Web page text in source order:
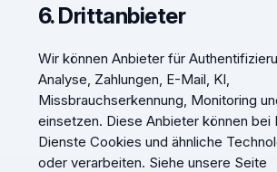
6. Drittanbieter
Wir können Anbieter für
Analyse, Zahlungen, E-Mail, KI,
Missbrauchserkennung, Monitoring
einsetzen. Diese Anbieter können bei
Dienste Cookies und ähnliche
oder verarbeiten. Siehe unsere Seite